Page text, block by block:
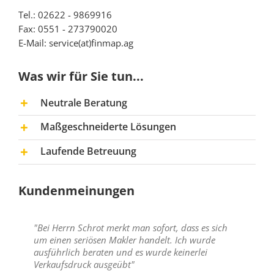
Tel.: 02622 - 9869916
Fax: 0551 - 273790020
E-Mail: service(at)finmap.ag
Was wir für Sie tun...
Neutrale Beratung
Maßgeschneiderte Lösungen
Laufende Betreuung
Kundenmeinungen
"Bei Herrn Schrot merkt man sofort, dass es sich
um einen seriösen Makler handelt. Ich wurde
ausführlich beraten und es wurde keinerlei
Verkaufsdruck ausgeübt"